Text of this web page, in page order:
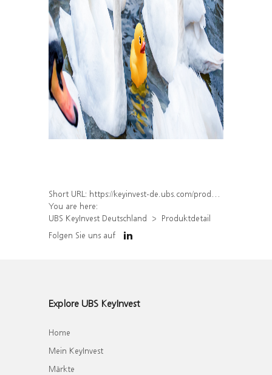
Short URL: https://keyinvest-de.ubs.com/produkt/detail/index/isin/DE000WA3R886
You are here:
UBS KeyInvest Deutschland
Produktdetail
Folgen Sie uns auf
Explore UBS KeyInvest
Home
Mein KeyInvest
Märkte